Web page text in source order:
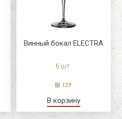
Винный бокал ELECTRA
6 шт.
129
В корзину